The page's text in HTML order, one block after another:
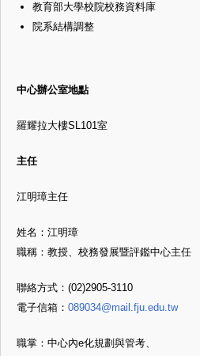
教育部大學校院校務資料庫
院系結構調整
中心辦公室地點
羅耀拉大樓SL101室
主任
江明璋主任
姓名：江明璋
職稱：教授、校務發展暨評鑑中心主任
聯絡方式：(02)2905-3110
電子信箱： 089034@mail.fju.edu.tw
職掌：中心內e化規劃與管考、